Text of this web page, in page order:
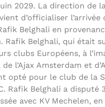
2029. La direction de
d’officialiser l’arrivée
Belghali en
Rafik Belghali, qui était
clubs Européens, à
l’Ajax Amsterdam et
opté pour le club de la
Rafik Belghali a disputé
avec KV Mechelen,